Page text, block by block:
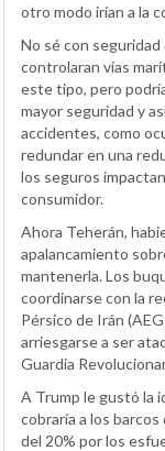
otro modo irían a la
No sé con
controlaran vías
este tipo, pero
mayor seguridad y
accidentes, como
redundar en una
los seguros
consumidor.
Ahora Teherán,
apalancamiento
mantenerla. Los
coordinarse con la
Pérsico de Irán
arriesgarse a ser
Guardia
A Trump le gustó la
cobraría a los
del 20% por los